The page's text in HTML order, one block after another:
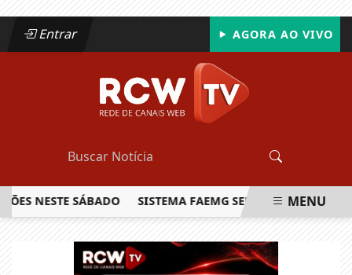
Entrar AGORA AO VIVO
SÁBADO SISTEMA FAEMG SENAR LANÇA OMENU